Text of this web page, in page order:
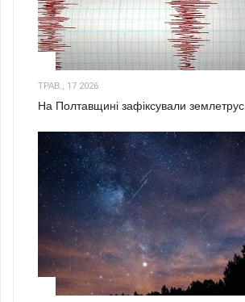
ТРАВ., 17 2026
На Полтавщині зафіксували землетрус